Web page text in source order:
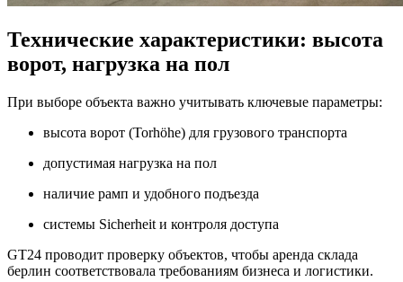
Технические характеристики: высота
ворот, нагрузка на пол
При выборе объекта важно учитывать ключевые параметры:
высота ворот (Torhöhe) для грузового транспорта
допустимая нагрузка на пол
наличие рамп и удобного подъезда
системы Sicherheit и контроля доступа
GT24 проводит проверку объектов, чтобы аренда склада
берлин соответствовала требованиям бизнеса и логистики.